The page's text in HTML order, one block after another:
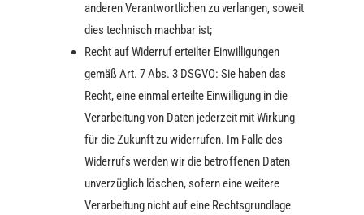
anderen Verantwortlichen zu verlangen, soweit
dies technisch machbar ist;
Recht auf Widerruf erteilter Einwilligungen
gemäß Art. 7 Abs. 3 DSGVO: Sie haben das
Recht, eine einmal erteilte Einwilligung in die
Verarbeitung von Daten jederzeit mit Wirkung
für die Zukunft zu widerrufen. Im Falle des
Widerrufs werden wir die betroffenen Daten
unverzüglich löschen, sofern eine weitere
Verarbeitung nicht auf eine Rechtsgrundlage